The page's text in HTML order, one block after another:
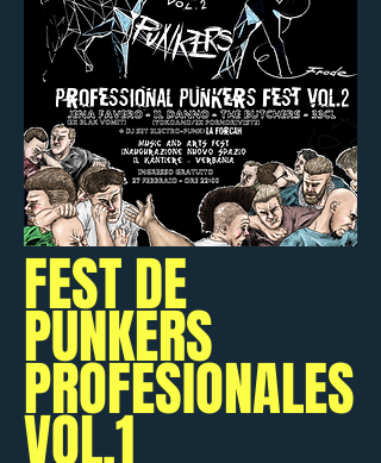
FEST DE
PUNKERS
PROFESIONALES
VOL.1